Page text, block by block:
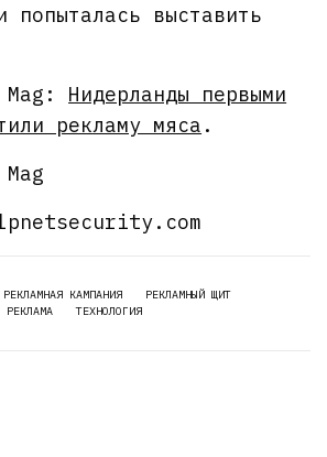
попыталась выставить
Mag: Нидерланды первыми
рекламу мяса .
РЕКЛАМНАЯ КАМПАНИЯ
РЕКЛАМНЫЙ ЩИТ
РЕКЛАМА
ТЕХНОЛОГИЯ